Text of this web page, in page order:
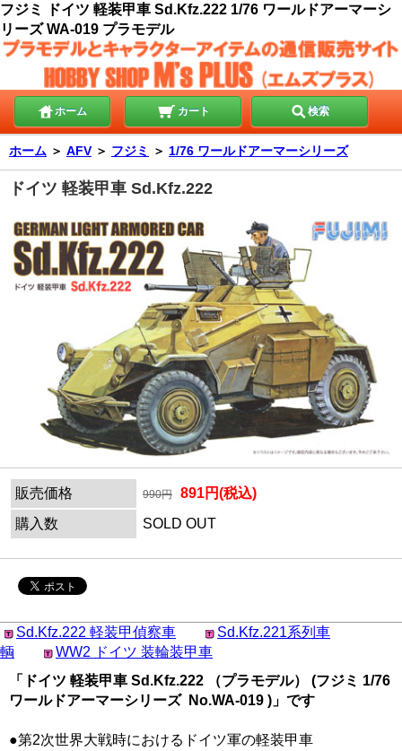
フジミ ドイツ 軽装甲車 Sd.Kfz.222 1/76 ワールドアーマーシ
リーズ WA-019 プラモデル
ホーム カート 検索
ホーム ＞ AFV ＞ フジミ ＞ 1/76 ワールドアーマーシリーズ
ドイツ 軽装甲車 Sd.Kfz.222
販売価格 990円
891円(税込)
購入数
SOLD OUT
Sd.Kfz.222 軽装甲偵察車
Sd.Kfz.221系列車
輌
WW2 ドイツ 装輪装甲車
「ドイツ 軽装甲車 Sd.Kfz.222 （プラモデル） (フジミ 1/76
ワールドアーマーシリーズ No.WA-019 )」です
●第2次世界大戦時におけるドイツ軍の軽装甲車